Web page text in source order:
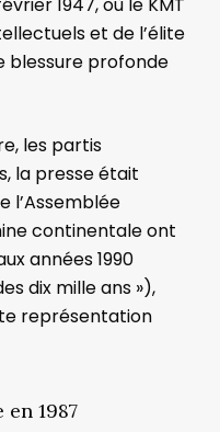
et de l’élite
blessure profonde
les partis
la presse était
l’Assemblée
continentale ont
années 1990
dix mille ans »),
représentation
1987